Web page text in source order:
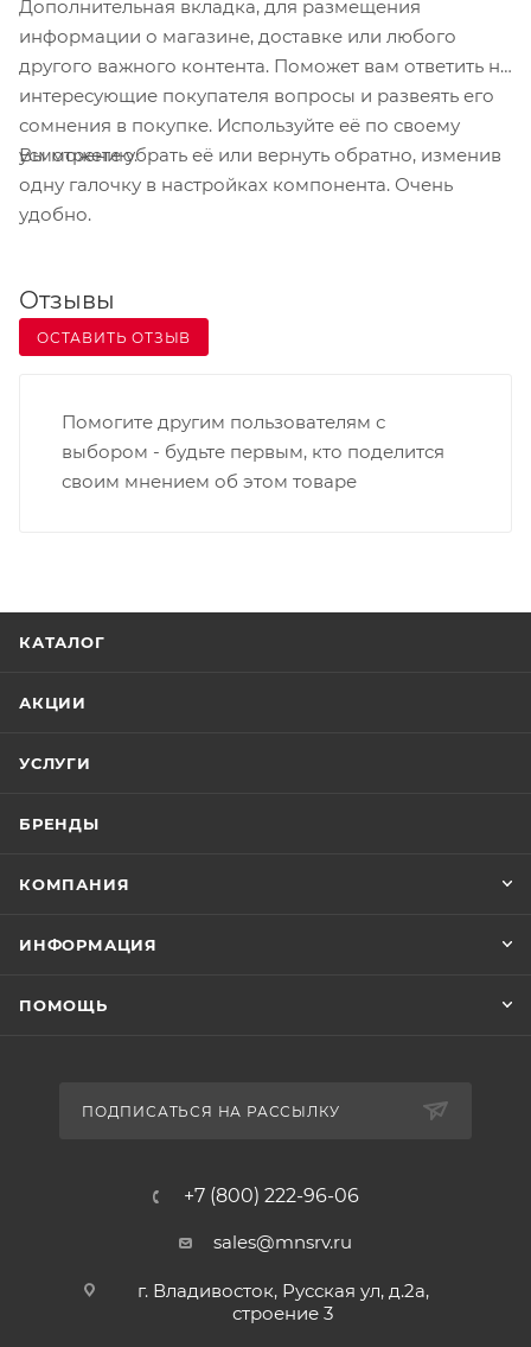
Дополнительная вкладка, для размещения
информации о магазине, доставке или любого
другого важного контента. Поможет вам ответить на
интересующие покупателя вопросы и развеять его
сомнения в покупке. Используйте её по своему
усмотрению.
Вы можете убрать её или вернуть обратно, изменив
одну галочку в настройках компонента. Очень
удобно.
Отзывы
ОСТАВИТЬ ОТЗЫВ
Помогите другим пользователям с
выбором - будьте первым, кто поделится
своим мнением об этом товаре
КАТАЛОГ
АКЦИИ
УСЛУГИ
БРЕНДЫ
КОМПАНИЯ
ИНФОРМАЦИЯ
ПОМОЩЬ
ПОДПИСАТЬСЯ НА РАССЫЛКУ
+7 (800) 222-96-06
sales@mnsrv.ru
г. Владивосток, Русская ул, д.2а,
строение 3